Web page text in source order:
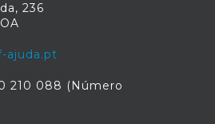
236
ajuda.pt
210 088 (Número